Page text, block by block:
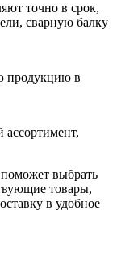
точно в срок,
сварную балку
продукцию в
выбрать
товары,
в удобное